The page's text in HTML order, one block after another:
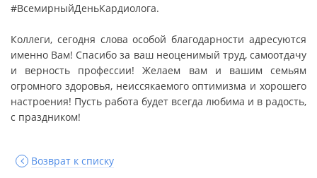
#ВсемирныйДеньКардиолога.
Коллеги, сегодня слова особой благодарности адресуются
именно Вам! Спасибо за ваш неоценимый труд, самоотдачу
и верность профессии! Желаем вам и вашим семьям
огромного здоровья, неиссякаемого оптимизма и хорошего
настроения! Пусть работа будет всегда любима и в радость,
с праздником!
Возврат к списку